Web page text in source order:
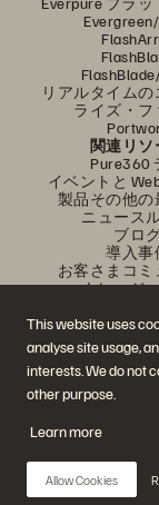
This website uses
analyse site usage,
interests. We do not
other purpose.
Learn more
Allow Cookies
リアルタイム
ライズ・フ
関連リソ
Pure360
イベントと
製品その他の
ニュース
ブロ
導入事
お客さまコミ
ナレッジ
是
© 2026
プライバシー・ポリ